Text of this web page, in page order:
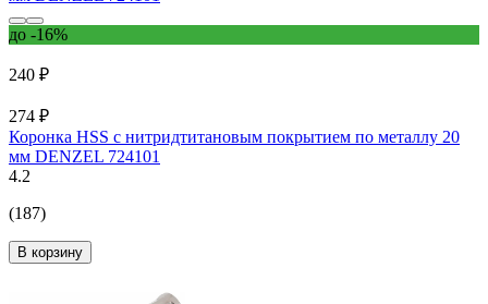
до -16%
240 ₽
274 ₽
Коронка HSS с нитридтитановым покрытием по металлу 20
мм DENZEL 724101
4.2
(187)
В корзину